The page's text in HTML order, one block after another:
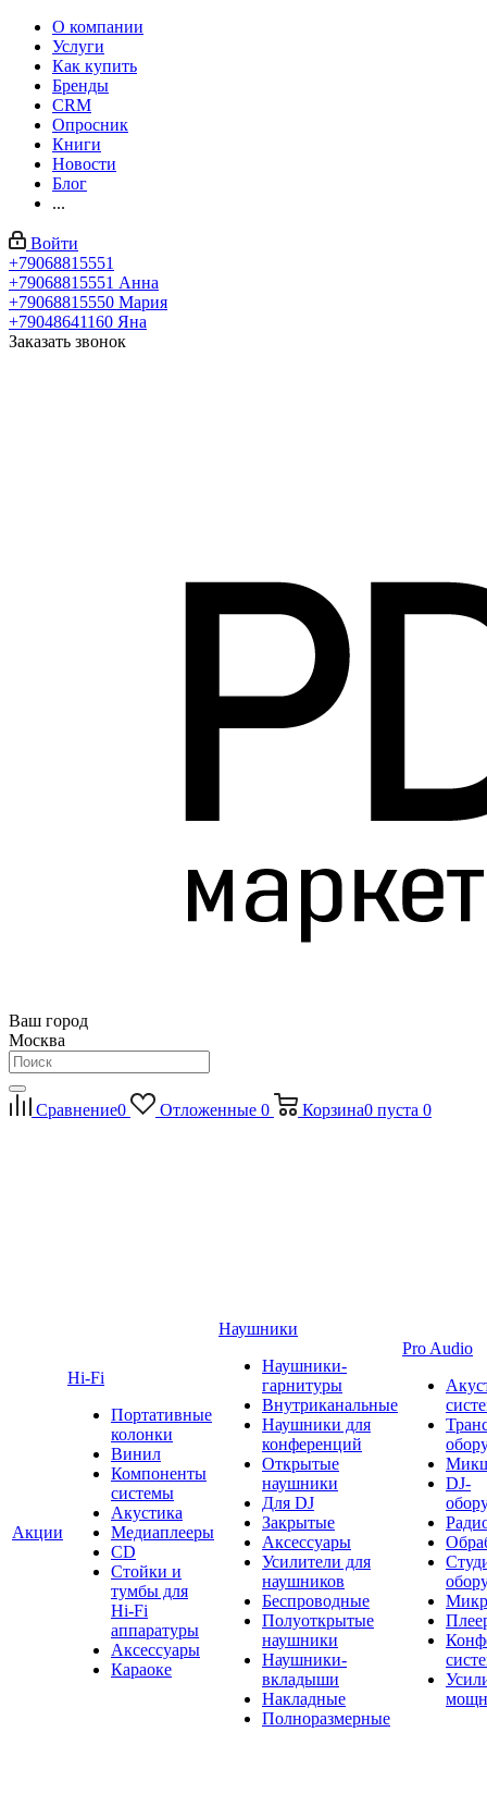
О компании
Услуги
Как купить
Бренды
CRM
Опросник
Книги
Новости
Блог
...
Войти
+79068815551
+79068815551 Анна
+79068815550 Мария
+79048641160 Яна
Заказать звонок
Ваш город
Москва
Сравнение0 Отложенные 0 Корзина0 пуста 0
Акции
Hi-Fi
Портативные
колонки
Винил
Компоненты
системы
Акустика
Медиаплееры
CD
Стойки и
тумбы для
Hi-Fi
аппаратуры
Аксессуары
Караоке
Наушники
Наушники-
гарнитуры
Внутриканальные
Наушники для
конференций
Открытые
наушники
Для DJ
Закрытые
Аксессуары
Усилители для
наушников
Беспроводные
Полуоткрытые
наушники
Наушники-
вкладыши
Накладные
Полноразмерные
Pro Audio
DJ-